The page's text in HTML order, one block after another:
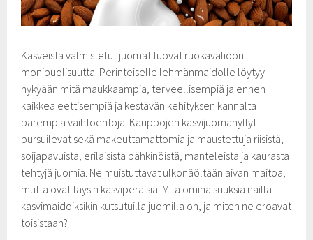
Kasveista valmistetut juomat tuovat ruokavalioon
monipuolisuutta. Perinteiselle lehmänmaidolle löytyy
nykyään mitä maukkaampia, terveellisempiä ja ennen
kaikkea eettisempiä ja kestävän kehityksen kannalta
parempia vaihtoehtoja. Kauppojen kasvijuomahyllyt
pursuilevat sekä makeuttamattomia ja maustettuja riisistä,
soijapavuista, erilaisista pähkinöistä, manteleista ja kaurasta
tehtyjä juomia. Ne muistuttavat ulkonäöltään aivan maitoa,
mutta ovat täysin kasviperäisiä. Mitä ominaisuuksia näillä
kasvimaidoiksikin kutsutuilla juomilla on, ja miten ne eroavat
toisistaan?